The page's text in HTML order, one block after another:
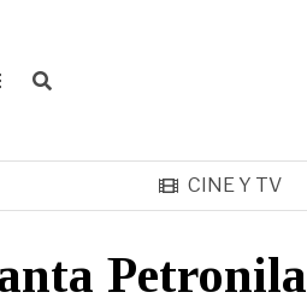
CINE Y TV
Petronila